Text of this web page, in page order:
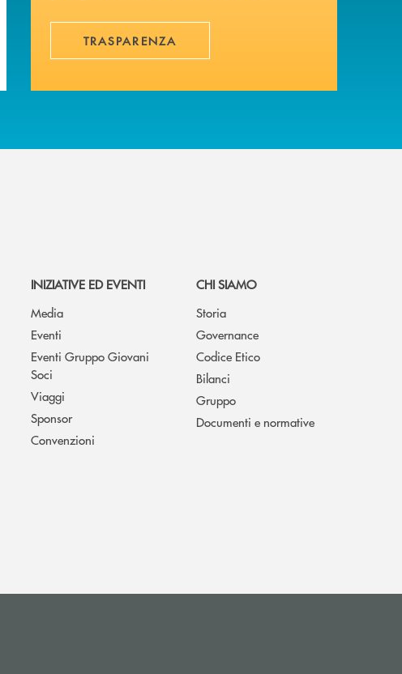
TRASPARENZA
INIZIATIVE ED EVENTI
Media
Eventi
Eventi Gruppo Giovani
Soci
Viaggi
Sponsor
Convenzioni
CHI SIAMO
Storia
Governance
Codice Etico
Bilanci
Gruppo
Documenti e normative